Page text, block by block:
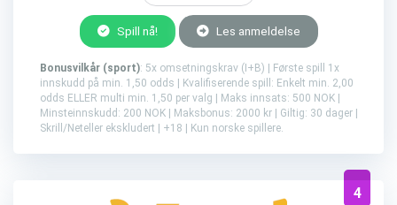
Spill nå! Les anmeldelse
Bonusvilkår (sport): 5x omsetningskrav (I+B) | Første spill 1x
innskudd på min. 1,50 odds | Kvalifiserende spill: Enkelt min. 2,00
odds ELLER multi min. 1,50 per valg | Maks innsats: 500 NOK |
Minsteinnskudd: 200 NOK | Maksbonus: 2000 kr | Giltig: 30 dager |
Skrill/Neteller ekskludert | +18 | Kun norske spillere.
4